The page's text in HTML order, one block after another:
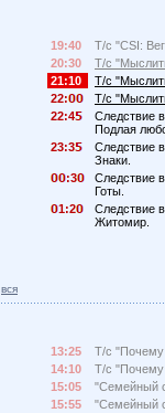
19:40
Т/с "CSI:
20:30
Т/с
21:10
Т/с
22:
Т/с
22:4
Следствие
Подлая
23:3
Следствие
Знаки.
:3
Следствие
Готы.
1:2
Следствие
Житомир.
вся
13:25
Т/с
14:10
Т/с
15:05
"Семейный
15:55
"Семейный